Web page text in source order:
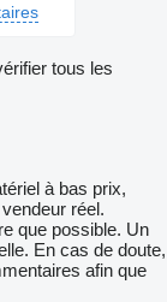
tous les
à bas prix,
réel.
que possible. Un
En cas de doute,
afin que